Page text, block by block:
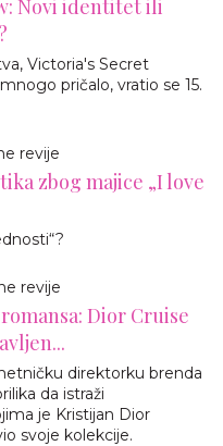
Novi identitet ili
Victoria's Secret
pričalo, vratio se 15.
revije
zbog majice „I love
revije
Dior Cruise
direktorku brenda
da istraži
je Kristijan Dior
svoje kolekcije.